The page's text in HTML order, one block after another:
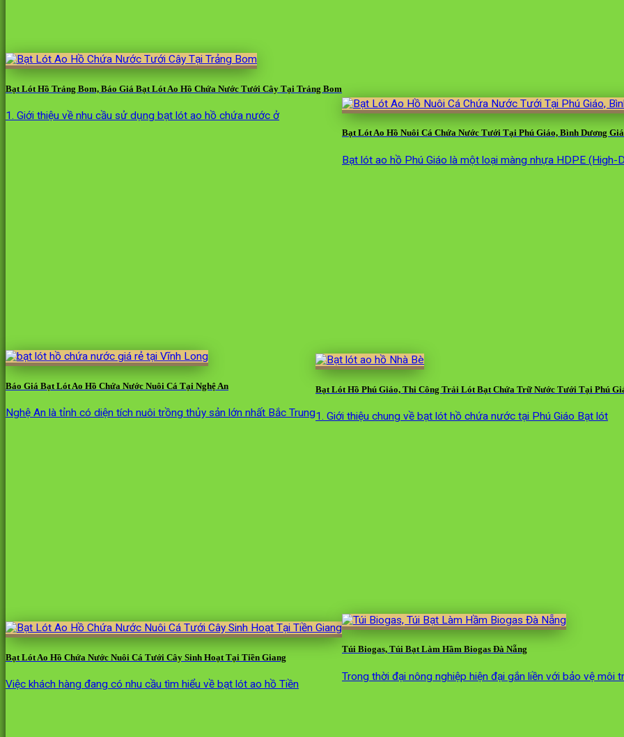
Bạt Lót Hồ Trảng Bom, Báo Giá Bạt Lót Ao Hồ Chứa Nước Tưới Cây Tại Trảng Bom
1. Giới thiệu về nhu cầu sử dụng bạt lót ao hồ chứa nước ở
Bạt Lót Ao Hồ Nuôi Cá Chứa Nước Tưới Tại Phú Giáo, Bình Dương
Bạt lót ao hồ Phú Giáo là một loại màng nhựa HDPE (High-
Báo Giá Bạt Lót Ao Hồ Chứa Nước Nuôi Cá Tại Nghệ An
Nghệ An là tỉnh có diện tích nuôi trồng thủy sản lớn nhất Bắc Trung
Bạt Lót Hồ Phú Giáo, Thi Công Trải Lót Bạt Chứa Trữ Nước Tưới Tại Phú
1. Giới thiệu chung về bạt lót hồ chứa nước tại Phú Giáo Bạt lót
Bạt Lót Ao Hồ Chứa Nước Nuôi Cá Tưới Cây Sinh Hoạt Tại Tiền Giang
Việc khách hàng đang có nhu cầu tìm hiểu về bạt lót ao hồ Tiền
Túi Biogas, Túi Bạt Làm Hầm Biogas Đà Nẵng
Trong thời đại nông nghiệp hiện đại gắn liền với bảo vệ môi